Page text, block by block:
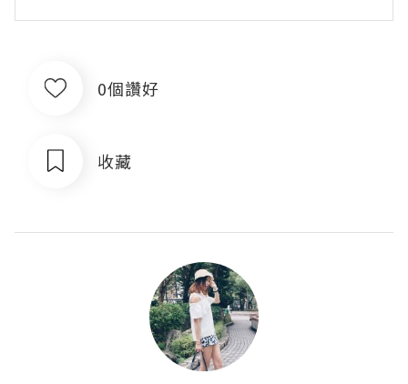
0個讚好
收藏